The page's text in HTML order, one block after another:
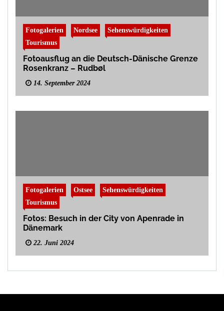
Fotogalerien Nordsee
Sehenswürdigkeiten
Tourismus
Fotoausflug an die Deutsch-Dänische Grenze
Rosenkranz – Rudbøl
14. September 2024
Fotogalerien Ostsee
Sehenswürdigkeiten
Tourismus
Fotos: Besuch in der City von Apenrade in
Dänemark
22. Juni 2024